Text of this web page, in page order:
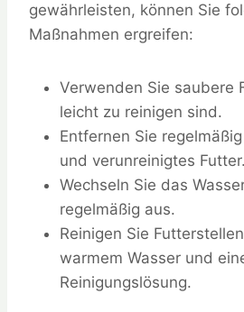
gewährleisten, können Sie
Maßnahmen ergreifen:
Verwenden Sie saubere
leicht zu reinigen sind.
Entfernen Sie
und verunreinigtes Futter.
Wechseln Sie das
regelmäßig aus.
Reinigen Sie
warmem Wasser und
Reinigungslösung.